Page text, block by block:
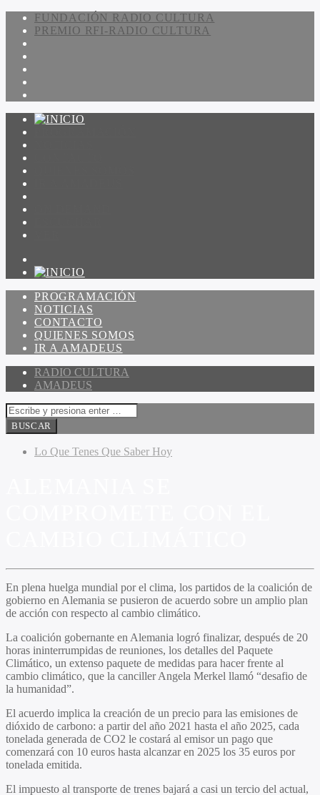
FUNDACIÓN RADIO CULTURA
PREMIO RFI-RADIO CULTURA
PROGRAMACIÓN
NOTICIAS
CONTACTO
QUIENES SOMOS
IR A AMADEUS
RADIO CULTURA
AMADEUS
Lo Que Tenes Que Saber Hoy
En plena huelga mundial por el clima, los partidos de la coalición de
gobierno en Alemania se pusieron de acuerdo sobre un amplio plan
de acción con respecto al cambio climático.
La coalición gobernante en Alemania logró finalizar, después de 20
horas ininterrumpidas de reuniones, los detalles del Paquete
Climático, un extenso paquete de medidas para hacer frente al
cambio climático, que la canciller Angela Merkel llamó “desafio de
la humanidad”.
El acuerdo implica la creación de un precio para las emisiones de
dióxido de carbono: a partir del año 2021 hasta el año 2025, cada
tonelada generada de CO2 le costará al emisor un pago que
comenzará con 10 euros hasta alcanzar en 2025 los 35 euros por
tonelada emitida.
El impuesto al transporte de trenes bajará a casi un tercio del actual,